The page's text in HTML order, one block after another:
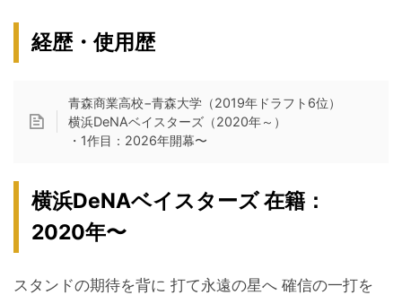
経歴・使用歴
青森商業高校−青森大学（2019年ドラフト6位）
横浜DeNAベイスターズ（2020年～）
・1作目：2026年開幕〜
横浜DeNAベイスターズ 在籍：
2020年〜
スタンドの期待を背に 打て永遠の星へ 確信の一打を